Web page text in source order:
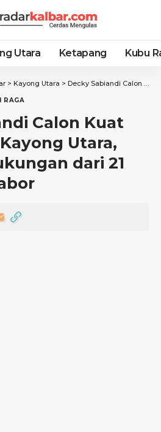
Utara Ketapang Kubu
> Kayong Utara > Decky Sabiandi Calon Kuat Ketua KONI Kayong Utara, Kantongi Dukungan dari 21 Pengurus Cabor
RAGA
Calon Kuat
Utara,
dari 21